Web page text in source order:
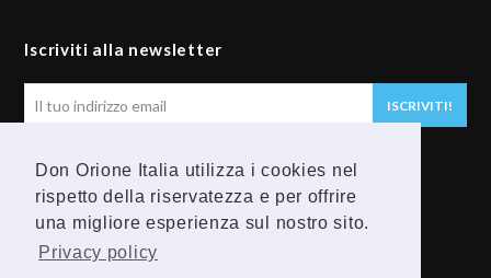
Don Orione Italia utilizza i cookies nel
rispetto della riservatezza e per offrire
una migliore esperienza sul nostro sito.
Privacy policy
Iscriviti alla newsletter
email
ISCRIVITI!
Seguici
F